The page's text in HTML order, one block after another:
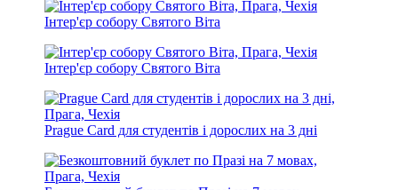
Інтер'єр собору Святого Віта
Інтер'єр собору Святого Віта
Prague Card для студентів і дорослих на 3 дні